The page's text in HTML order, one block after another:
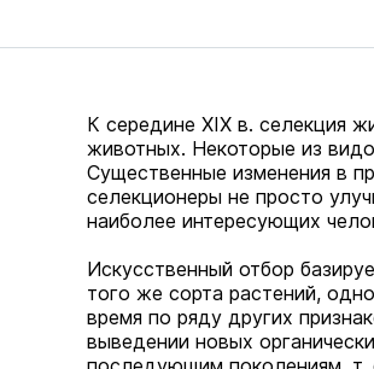
К середине XIX в. селекция
животных. Некоторые из
Существенные изменения в
селекционеры не просто
наиболее интересующих
Искусственный отбор
того же сорта растений,
время по ряду других
выведении новых